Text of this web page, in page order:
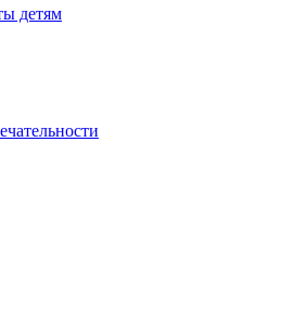
столицы и города, клипы из
песни из мультиков, детские
о мультфильмах и про персонажей
детям